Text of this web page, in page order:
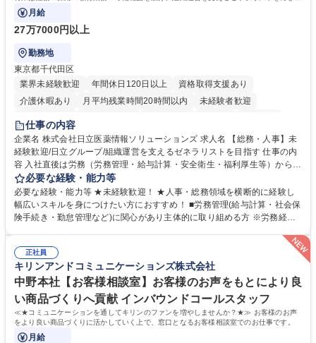
ます。
月給
27万7000円以上
勤務地
東京都千代田区
業界未経験歓迎
年間休日120日以上
資格取得支援あり
介護休暇あり
月平均残業時間20時間以内
未経験者歓迎
住宅手当あり
育休あり
完全週休2日制 交通費支給 土日祝休み 寮・社宅あり
仕事の内容
企業名 株式会社日立医薬情報ソリューションズ 求人名 【総務・人事】未
経験歓迎/日立グループ/組織運営を支えるゼネラリストを目指す 仕事の内
容 入社直後は労務（労務管理・給与計算・安全衛生・福利厚生等）からお
任せいたします。将来は総務・採用・教育業務へ守備範囲を広げ、組織運
営を支えるゼネラリストをめざせます。 ・初期業務：労働時間管理、給与
計算、社会保険対応、福利厚生管理、安全衛生、健康経営推進等をお任せ
します。ご経験に応じて、休職者管理など、幅広く経験を積んでいただき
★メンバーがマンツーマンで丁寧に教えるため、ご経験が浅くても安心！
幅広く経験を積みたい意欲がある方に最適な環境です。 募集職種 【総
務・人事】未経験歓迎/日立グループ/組織運営を支えるゼネラリストを目
指す
必要な経験・能力等
必要な経験・能力等 ★未経験歓迎！ ★人事・総務領域を横断的に経験し
幅広いスキルを身につけたい方におすすめ！ ■労務管理(給与計算・社会保
険手続き・勤怠管理など)に関心があり主体的に取り組める方 ※労務経験
マネジメント職として活躍したい 【尚可】■人事、労務、採用、教育業務
のご経験 ■労務管理（給与計算・社会保険手続き・勤怠管理など）の経験
■衛生管理者の資格をお持ちの方 学歴・資格 学歴：大学院 大学 高専 短大
専修学校 高校 語学力： 資格：
正社員
キリンアンドコミュニケーションズ株式会社
中野本社【お客様相談室】お客様のお声をもとにより良
い商品づくりへ貢献 インバウンドコールスタッフ
≪★コミュニケーションを通してキリンのファンを増やしませんか？★≫ お客様のお声
をより良い商品づくりに活かしていく上で、窓口となるお客様相談室でのお仕事です。
月給